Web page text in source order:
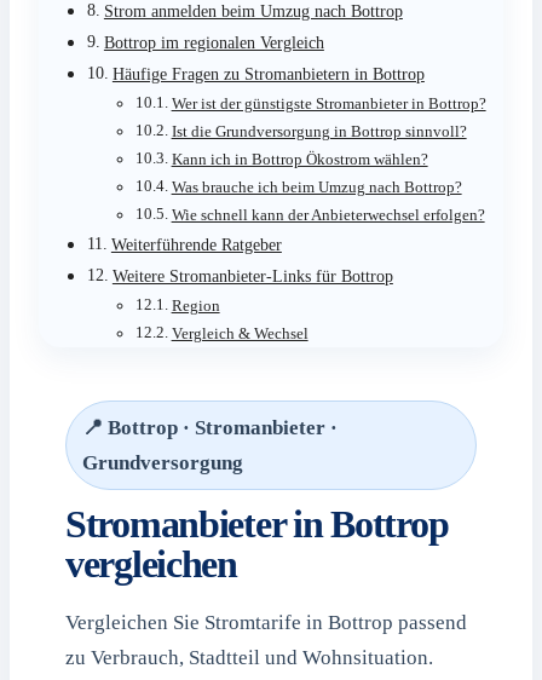
Strom anmelden beim Umzug nach Bottrop
Bottrop im regionalen Vergleich
Häufige Fragen zu Stromanbietern in Bottrop
Wer ist der günstigste Stromanbieter in Bottrop?
Ist die Grundversorgung in Bottrop sinnvoll?
Kann ich in Bottrop Ökostrom wählen?
Was brauche ich beim Umzug nach Bottrop?
Wie schnell kann der Anbieterwechsel erfolgen?
Weiterführende Ratgeber
Weitere Stromanbieter-Links für Bottrop
Region
Vergleich & Wechsel
📍 Bottrop · Stromanbieter ·
Grundversorgung
Stromanbieter in Bottrop
vergleichen
Vergleichen Sie Stromtarife in Bottrop passend
zu Verbrauch, Stadtteil und Wohnsituation.